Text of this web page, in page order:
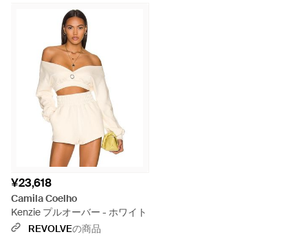
¥23,618
Camila Coelho
Kenzie プルオーバー - ホワイト
REVOLVEの商品